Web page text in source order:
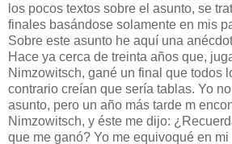
los pocos textos sobre el asunto, se
finales basándose solamente en mis
Sobre este asunto he aquí una
Hace ya cerca de treinta años que,
Nimzowitsch, gané un final que todos
contrario creían que sería tablas. Yo
asunto, pero un año más tarde m
Nimzowitsch, y éste me dijo:
que me ganó? Yo me equivoqué en